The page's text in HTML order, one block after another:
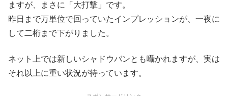
ますが、まさに「大打撃」です。
昨日まで万単位で回っていたインプレッションが、一夜に
して二桁まで下がりました。
ネット上では新しいシャドウバンとも囁かれますが、実は
それ以上に重い状況が待っています。